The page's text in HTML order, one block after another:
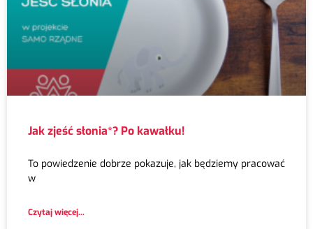
Jak zjeść słonia*? Po kawałku!
To powiedzenie dobrze pokazuje, jak będziemy pracować
w
Czytaj więcej...